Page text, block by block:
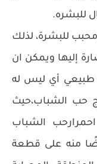
للبشرة، لذلك
إليها ويمكن ان
طبيعي أي ليس له
حب الشباب،حيث
الشباب
منه على قطعة